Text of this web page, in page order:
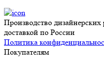
Производство дизайнерских
доставкой по России
Политика
Покупателям